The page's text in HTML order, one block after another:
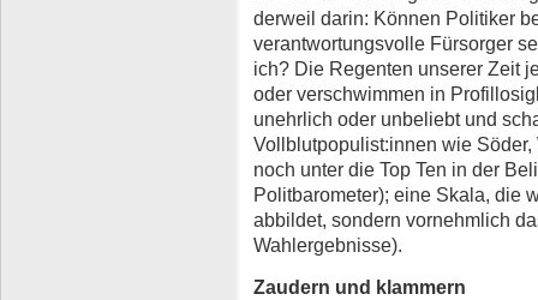
derweil darin: Können Politiker
verantwortungsvolle Fürsorger
ich? Die Regenten unserer Zeit
oder verschwimmen in
unehrlich oder unbeliebt und
Vollblutpopulist:innen wie
noch unter die Top Ten in der
Politbarometer); eine Skala, die
abbildet, sondern vornehmlich
Wahlergebnisse).
Zaudern und klammern